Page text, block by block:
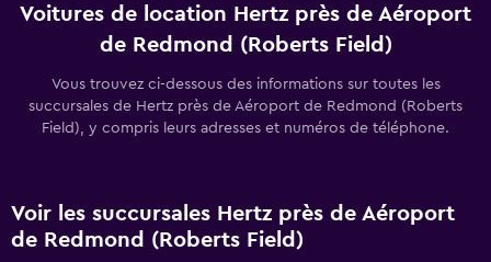
Voitures de location Hertz près de Aéroport
de Redmond (Roberts Field)
Vous trouvez ci-dessous des informations sur toutes les
succursales de Hertz près de Aéroport de Redmond (Roberts
Field), y compris leurs adresses et numéros de téléphone.
Voir les succursales Hertz près de Aéroport
de Redmond (Roberts Field)